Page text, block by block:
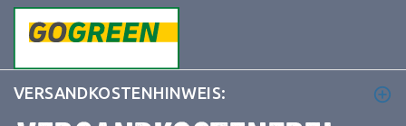
VERSANDKOSTENHINWEIS: